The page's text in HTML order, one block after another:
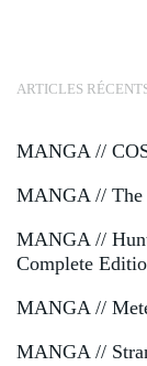
ARTICLES
MANGA //
MANGA // The
MANGA //
Complete
MANGA //
MANGA //